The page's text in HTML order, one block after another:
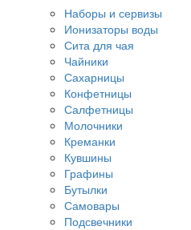
Наборы и сервизы
Ионизаторы воды
Сита для чая
Чайники
Сахарницы
Конфетницы
Салфетницы
Молочники
Креманки
Кувшины
Графины
Бутылки
Самовары
Подсвечники